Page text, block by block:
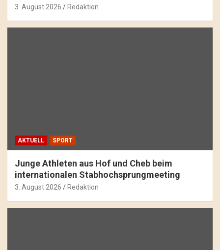
3. August 2026 Redaktion
AKTUELL SPORT
Junge Athleten aus Hof und Cheb beim
internationalen Stabhochsprungmeeting
3. August 2026 Redaktion